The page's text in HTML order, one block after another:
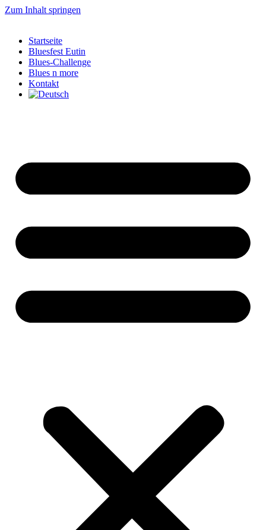
Zum Inhalt springen
Startseite
Bluesfest Eutin
Blues-Challenge
Blues n more
Kontakt